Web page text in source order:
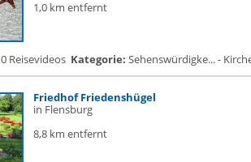
1,0 km entfernt
0 Reisevideos Kategorie: Sehenswürdigke... -
Friedhof Friedenshügel
in Flensburg
8,8 km entfernt